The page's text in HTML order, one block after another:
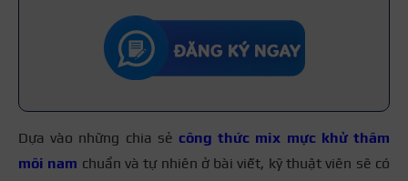
Dựa vào những chia sẻ công thức mix mực khử thâm
môi nam chuẩn và tự nhiên ở bài viết, kỹ thuật viên sẽ có